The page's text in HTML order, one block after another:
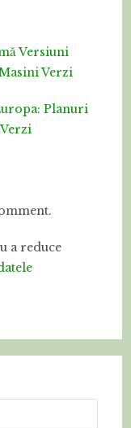
Versiuni
Verzi
Planuri
a reduce